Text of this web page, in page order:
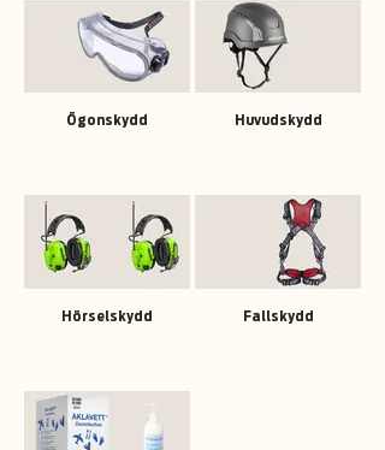
Ögonskydd Huvudskydd
Hörselskydd Fallskydd